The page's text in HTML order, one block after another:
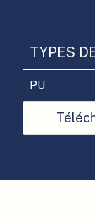
TYPES
PU